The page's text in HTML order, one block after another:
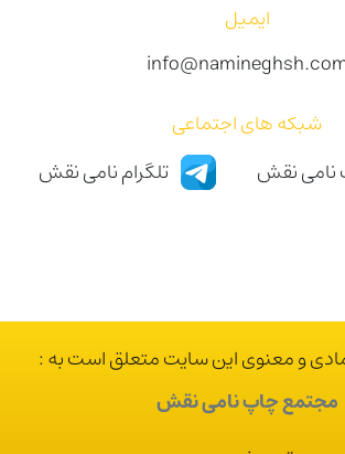
ایمیل
شبکه های اجتماعی
نامی نقش
تلگرام نامی نقش
و معنوی این سایت متعلق است به :
مجتمع چاپ نامی نقش